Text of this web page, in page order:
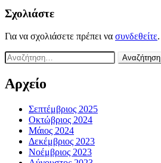
Σχολιάστε
Για να σχολιάσετε πρέπει να συνδεθείτε.
Αναζήτηση
για:
Αρχείο
Σεπτέμβριος 2025
Οκτώβριος 2024
Μάιος 2024
Δεκέμβριος 2023
Νοέμβριος 2023